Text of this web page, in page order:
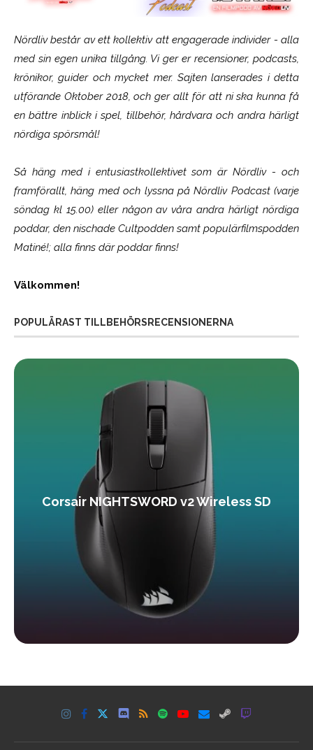
Nördliv består av ett kollektiv att engagerade individer - alla
med sin egen unika tillgång. Vi ger er recensioner, podcasts,
krönikor, guider och mycket mer. Sajten lanserades i detta
utförande Oktober 2018, och ger allt för att ni ska kunna få
en bättre inblick i spel, tillbehör, hårdvara och andra härligt
nördiga spörsmål!
Så häng med i entusiastkollektivet som ärNördliv- och
framförallt, häng med och lyssna på Nördliv Podcast (varje
söndag kl 15.00) eller någon av våra andra härligt nördiga
poddar, den nischade Cultpodden samt populärfilmspodden
Matiné!; alla finns där poddar finns!
Välkommen!
POPULÄRAST TILLBEHÖRSRECENSIONERNA
Corsair NIGHTSWORD v2 Wireless SD